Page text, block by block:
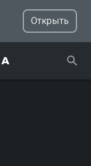
Открыть